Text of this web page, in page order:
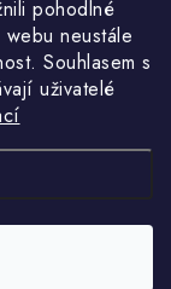
pohodlné
neustále
Souhlasem s
uživatelé
vyhrazena.